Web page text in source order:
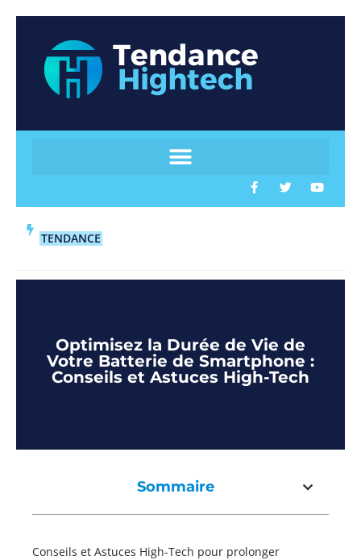
TENDANCE
Optimisez la Durée de Vie de
Votre Batterie de Smartphone :
Conseils et Astuces High-Tech
Sommaire
Conseils et Astuces High-Tech pour prolonger